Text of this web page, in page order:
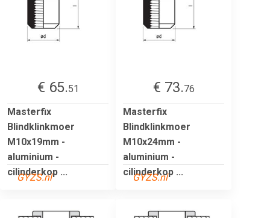
€ 65.51
Masterfix
Blindklinkmoer
M10x19mm -
aluminium -
cilinderkop ...
GYZS.nl
€ 73.76
Masterfix
Blindklinkmoer
M10x24mm -
aluminium -
cilinderkop ...
GYZS.nl